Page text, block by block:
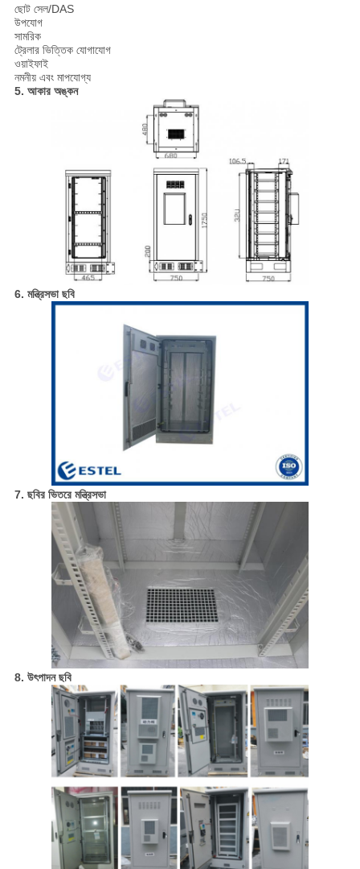
ছোট সেল/DAS
উপযোগ
সামরিক
ট্রেলার ভিত্তিক যোগাযোগ
ওয়াইফাই
নমনীয় এবং মাপযোগ্য
5. আকার অঙ্কন
6. মন্ত্রিসভা ছবি
7. ছবির ভিতরে মন্ত্রিসভা
8. উৎপাদন ছবি